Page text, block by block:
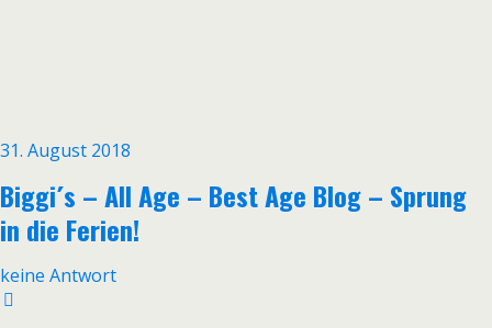
31. August 2018
Biggi´s – All Age – Best Age Blog – Sprung
in die Ferien!
keine Antwort